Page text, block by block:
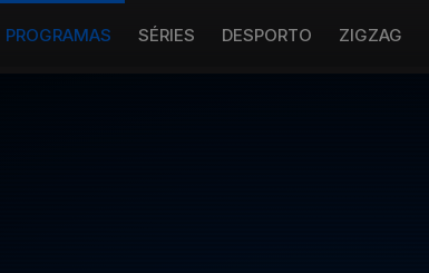
PROGRAMAS SÉRIES DESPORTO ZIGZAG